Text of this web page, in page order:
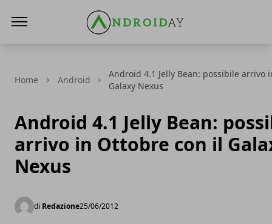
Home Android
Android 4.1 Jelly Bean: possibile arrivo
Galaxy Nexus
Android 4.1 Jelly Bean:
arrivo in Ottobre con il
Nexus
di Redazione25/06/2012